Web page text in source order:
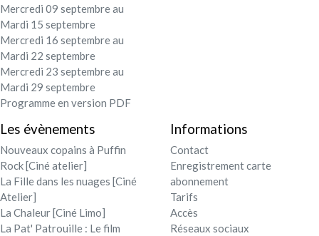
Mercredi 09 septembre au
Mardi 15 septembre
Mercredi 16 septembre au
Mardi 22 septembre
Mercredi 23 septembre au
Mardi 29 septembre
Programme en version PDF
Les évènements
Nouveaux copains à Puffin
Rock [Ciné atelier]
La Fille dans les nuages [Ciné
Atelier]
La Chaleur [Ciné Limo]
La Pat' Patrouille : Le film
Informations
Contact
Enregistrement carte
abonnement
Tarifs
Accès
Réseaux sociaux